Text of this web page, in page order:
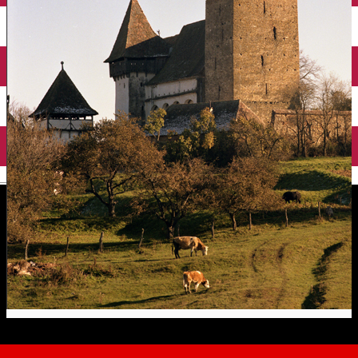
English
Biserica fortificată din